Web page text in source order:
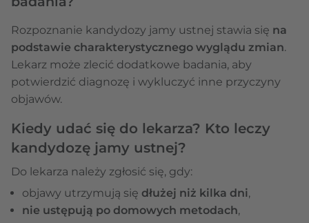
Rozpoznanie kandydozy jamy ustnej stawia się na
podstawie charakterystycznego wyglądu zmian.
Lekarz może zlecić dodatkowe badania, aby
potwierdzić diagnozę i wykluczyć inne przyczyny
objawów.
Kiedy udać się do lekarza? Kto leczy
kandydozę jamy ustnej?
Do lekarza należy zgłosić się, gdy:
objawy utrzymują się dłużej niż kilka dni,
nie ustępują po domowych metodach,